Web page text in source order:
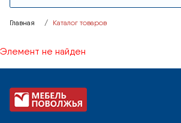
Главная Каталог товаров
Элемент не найден